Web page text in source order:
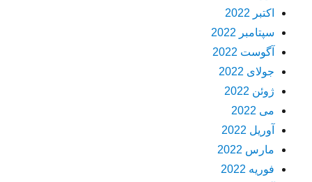
اکتبر 2022
سپتامبر 2022
آگوست 2022
جولای 2022
ژوئن 2022
می 2022
آوریل 2022
مارس 2022
فوریه 2022